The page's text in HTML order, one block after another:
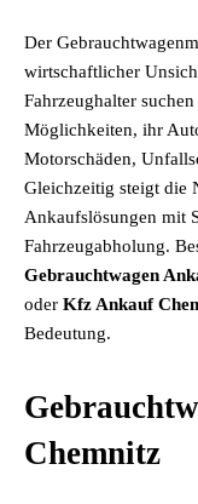
Der
wirtschaftlicher
Fahrzeughalter
Möglichkeiten, ihr
Motorschäden,
Gleichzeitig steigt die
Ankaufslösungen mit
Fahrzeugabholung.
Gebrauchtwagen
oder Kfz Ankauf
Bedeutung.
Chemnitz